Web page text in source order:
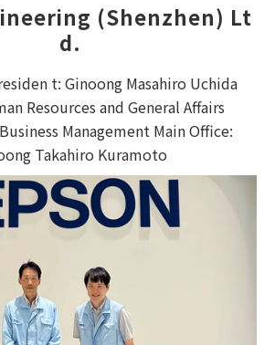
(Shenzhen) Lt
d.
t: Ginoong Masahiro Uchida
Resources and General Affairs
Management Main Office:
Takahiro Kuramoto